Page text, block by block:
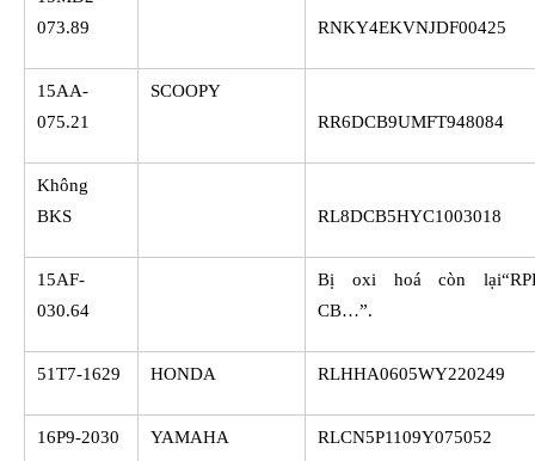
073.89
RNKY4EKVNJDF00425
15AA-
075.21
SCOOPY
RR6DCB9UMFT948084
Không
BKS
RL8DCB5HYC1003018
15AF-
030.64
Bị oxi hoá còn
CB…”.
51T7-1629 HONDA RLHHA0605WY220249
16P9-2030 YAMAHA RLCN5P1109Y075052